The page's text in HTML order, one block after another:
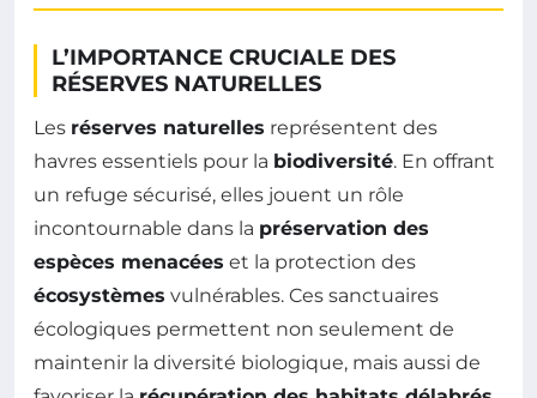
L’IMPORTANCE CRUCIALE DES
RÉSERVES NATURELLES
Les réserves naturelles représentent des
havres essentiels pour la biodiversité. En offrant
un refuge sécurisé, elles jouent un rôle
incontournable dans la préservation des
espèces menacées et la protection des
écosystèmes vulnérables. Ces sanctuaires
écologiques permettent non seulement de
maintenir la diversité biologique, mais aussi de